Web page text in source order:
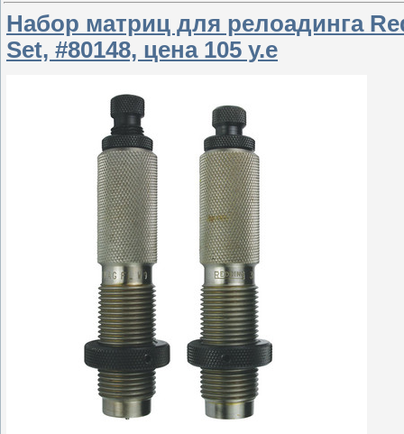
Набор матриц для релоадинга
Set, #80148, цена 105 у.е